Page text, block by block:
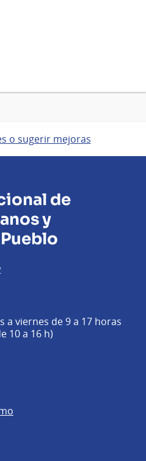
o sugerir mejoras
de
y
a viernes de 9 a 17 horas
10 a 16 h)